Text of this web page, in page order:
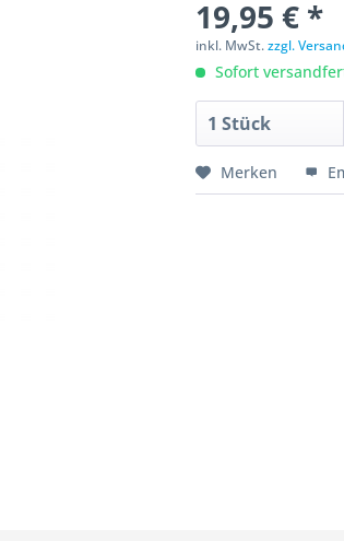
19,95 € *
inkl. MwSt.zzgl.
Sofort
Merken